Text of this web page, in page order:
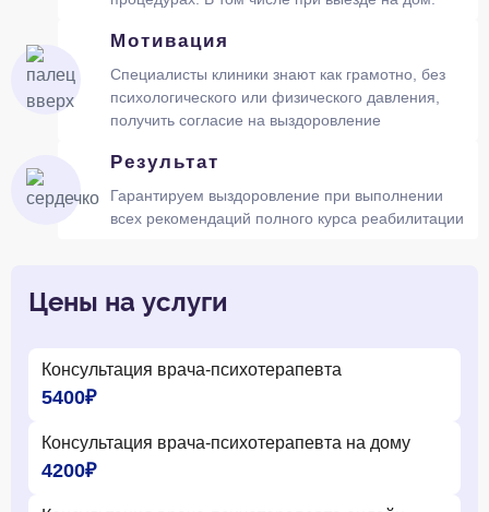
Мотивация
Специалисты клиники знают как грамотно, без
психологического или физического давления,
получить согласие на выздоровление
Результат
Гарантируем выздоровление при выполнении
всех рекомендаций полного курса реабилитации
Цены на услуги
Консультация врача-психотерапевта
5400₽
Консультация врача-психотерапевта на дому
4200₽